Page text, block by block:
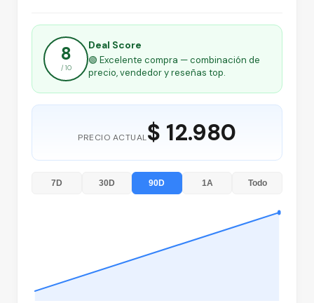
8
/ 10
Deal Score
🟢 Excelente compra — combinación de
precio, vendedor y reseñas top.
PRECIO ACTUAL$ 12.980
7D 30D 90D 1A Todo